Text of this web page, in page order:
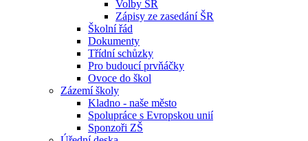
Volby ŠR
Zápisy ze zasedání ŠR
Školní řád
Dokumenty
Třídní schůzky
Pro budoucí prvňáčky
Ovoce do škol
Zázemí školy
Kladno - naše město
Spolupráce s Evropskou unií
Sponzoři ZŠ